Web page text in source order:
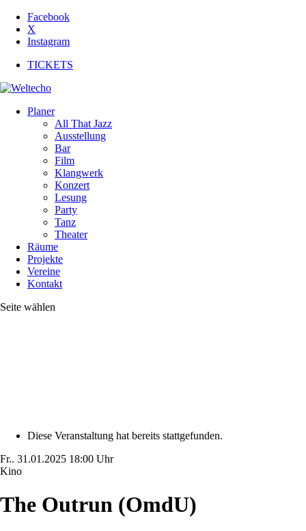
Facebook
X
Instagram
TICKETS
Planer
All That Jazz
Ausstellung
Bar
Film
Klangwerk
Konzert
Lesung
Party
Tanz
Theater
Räume
Projekte
Vereine
Kontakt
Seite wählen
Diese Veranstaltung hat bereits stattgefunden.
Fr.. 31.01.2025 18:00 Uhr
Kino
The Outrun (OmdU)